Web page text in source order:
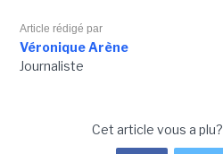
Article rédigé par
Véronique Arène
Journaliste
Cet article vous a plu?